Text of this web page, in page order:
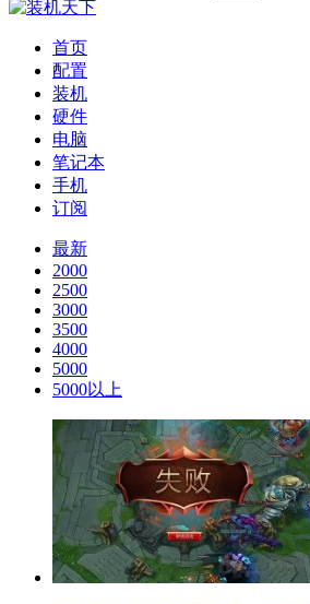
首页
配置
装机
硬件
电脑
笔记本
手机
订阅
最新
2000
2500
3000
3500
4000
5000
5000以上